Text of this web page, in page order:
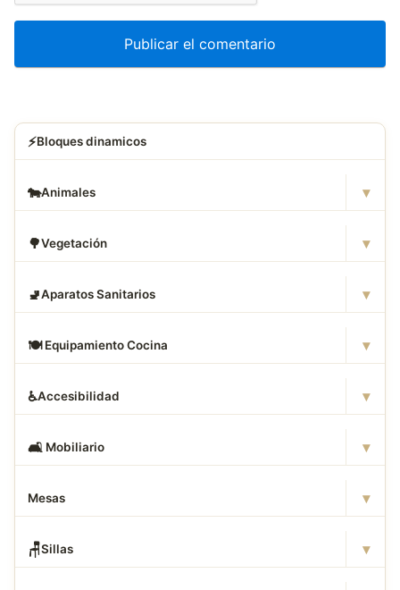
⚡Bloques dinamicos
🐄Animales ▾
🌳Vegetación ▾
🚽Aparatos Sanitarios ▾
🍽️ Equipamiento Cocina ▾
♿Accesibilidad ▾
🛋 ️ Mobiliario ▾
Mesas ▾
🪑Sillas ▾